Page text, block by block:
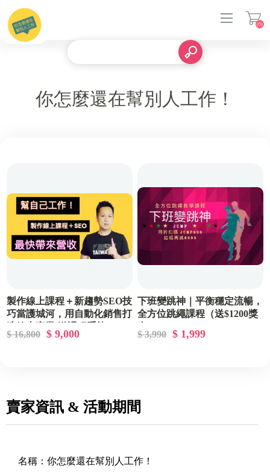
(0)
你怎麼還在幫別人工作！
製作線上課程＋新趨勢SEO技
巧當護城河，用自動化銷售打
$ 16,800 $ 9,000
下班變跳神｜平衡穩定流暢，
全方位跳繩課程（送$1200獎
$ 3,990 $ 1,999
賣家資訊 & 活動期間
名稱： 你怎麼還在幫別人工作！